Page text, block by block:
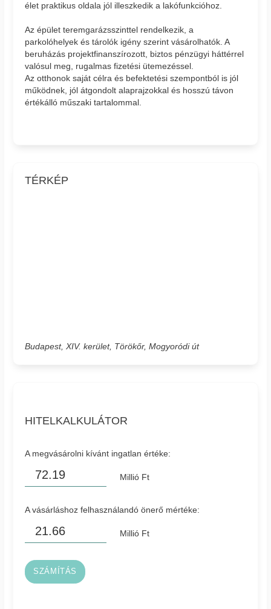
élet praktikus oldala jól illeszkedik a lakófunkcióhoz.
Az épület teremgarázsszinttel rendelkezik, a
parkolóhelyek és tárolók igény szerint vásárolhatók. A
beruházás projektfinanszírozott, biztos pénzügyi háttérrel
valósul meg, rugalmas fizetési ütemezéssel.
Az otthonok saját célra és befektetési szempontból is jól
működnek, jól átgondolt alaprajzokkal és hosszú távon
értékálló műszaki tartalommal.
TÉRKÉP
Budapest, XIV. kerület, Törökőr, Mogyoródi út
HITELKALKULÁTOR
A megvásárolni kívánt ingatlan értéke:
Millió Ft
A vásárláshoz felhasználandó önerő mértéke:
Millió Ft
SZÁMÍTÁS